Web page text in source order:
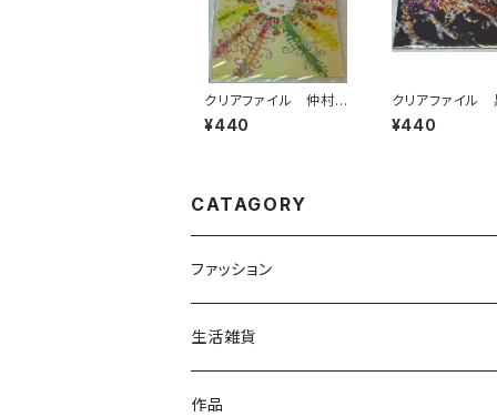
クリアファイル 仲村天
良 貧困をなくそうと太
陽
¥440
クリアファイル
¥440
CATAGORY
ファッション
トップス
ファッション雑貨
生活雑貨
文具
作品